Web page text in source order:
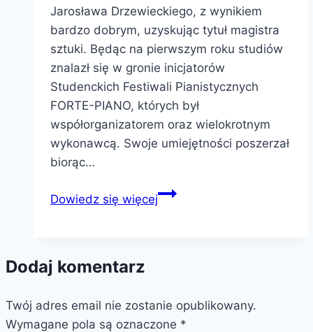
Jarosława Drzewieckiego, z wynikiem
bardzo dobrym, uzyskując tytuł magistra
sztuki. Będąc na pierwszym roku studiów
znalazł się w gronie inicjatorów
Studenckich Festiwali Pianistycznych
FORTE-PIANO, których był
współorganizatorem oraz wielokrotnym
wykonawcą. Swoje umiejętności poszerzał
biorąc…
Dowiedz się więcejWitold
Dodaj komentarz
Twój adres email nie zostanie opublikowany.
Wymagane pola są oznaczone *